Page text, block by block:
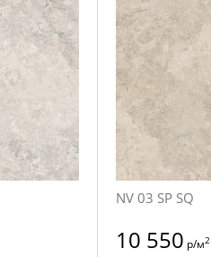
NV 03 SP SQ
10 550 р/м2